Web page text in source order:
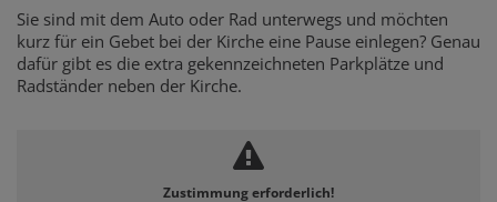
Sie sind mit dem Auto oder Rad unterwegs und möchten
kurz für ein Gebet bei der Kirche eine Pause einlegen? Genau
dafür gibt es die extra gekennzeichneten Parkplätze und
Radständer neben der Kirche.
Zustimmung erforderlich!